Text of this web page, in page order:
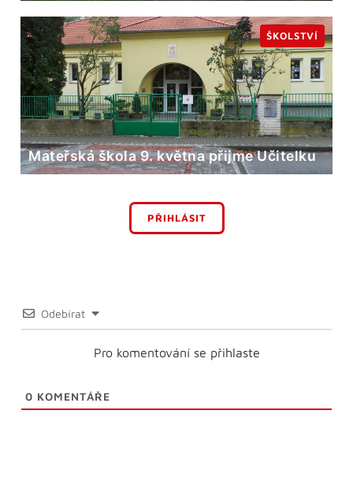
Mateřská škola 9. května přijme Učitelku
ŠKOLSTVÍ
PŘIHLÁSIT
Odebírat
Pro komentování se přihlaste
0 KOMENTÁŘE